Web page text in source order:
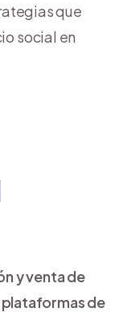
que
social en
y venta de
de